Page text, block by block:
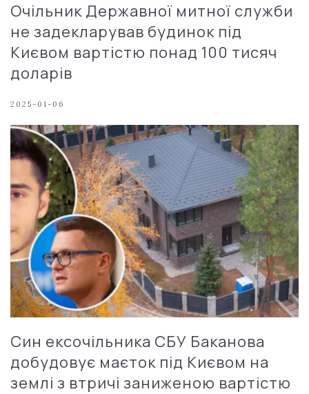
Очільник Державної митної служби
не задекларував будинок під
Києвом вартістю понад 100 тисяч
доларів
2025-01-06
Син ексочільника СБУ Баканова
добудовує маєток під Києвом на
землі з втричі заниженою вартістю